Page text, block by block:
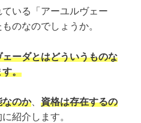
いる「アーユルヴェー
のなのでしょうか。
ーダとはどういうものな
す。
なのか、 資格は存在するの
紹介します。